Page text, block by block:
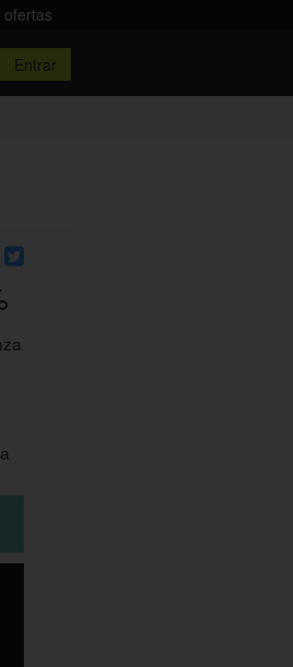
Entrar